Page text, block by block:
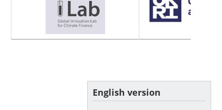
English version